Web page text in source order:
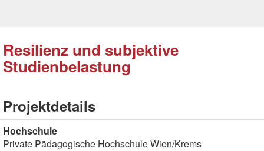
Resilienz und subjektive
Studienbelastung
Projektdetails
Hochschule
Private Pädagogische Hochschule Wien/Krems